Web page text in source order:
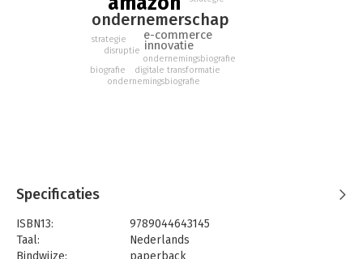
groter geworden, ook dankzij corona. Stone vertelt het
alomvattende verhaal van deze gigantische onderneming, en
durft daarbij de ultieme vraag te stellen: is Amazon goed voor
ondernemerschap
e-commerce
innovatie
ondernemingsbiografie
disruptie
strategie
digitale transformatie
ondernemingsbiografie
biografie
Specificaties
ISBN13:
9789044643145
Taal:
Nederlands
Bindwijze:
paperback